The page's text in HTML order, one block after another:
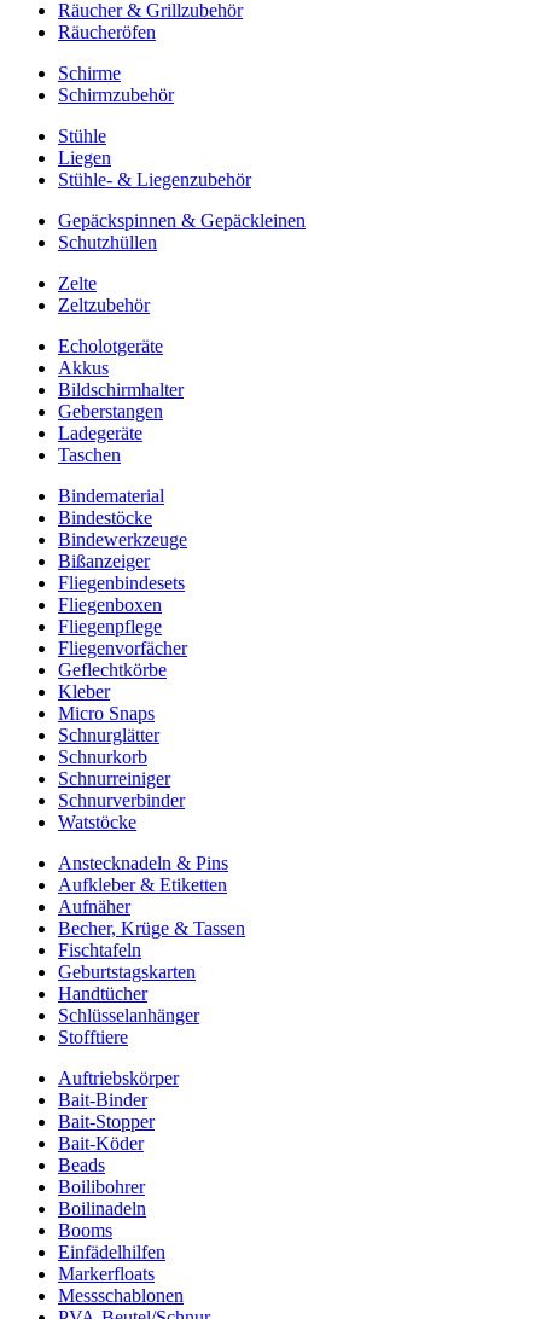
Räucher & Grillzubehör
Räucheröfen
Schirme
Schirmzubehör
Stühle
Liegen
Stühle- & Liegenzubehör
Gepäckspinnen & Gepäckleinen
Schutzhüllen
Zelte
Zeltzubehör
Echolotgeräte
Akkus
Bildschirmhalter
Geberstangen
Ladegeräte
Taschen
Bindematerial
Bindestöcke
Bindewerkzeuge
Bißanzeiger
Fliegenbindesets
Fliegenboxen
Fliegenpflege
Fliegenvorfächer
Geflechtkörbe
Kleber
Micro Snaps
Schnurglätter
Schnurkorb
Schnurreiniger
Schnurverbinder
Watstöcke
Anstecknadeln & Pins
Aufkleber & Etiketten
Aufnäher
Becher, Krüge & Tassen
Fischtafeln
Geburtstagskarten
Handtücher
Schlüsselanhänger
Stofftiere
Auftriebskörper
Bait-Binder
Bait-Stopper
Bait-Köder
Beads
Boilibohrer
Boilinadeln
Booms
Einfädelhilfen
Markerfloats
Messschablonen